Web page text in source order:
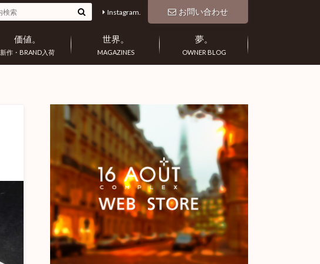
お問い合わせ
Instagram.
新作・BRAND入荷
価値。
MAGAZINES
世界。
OWNER BLOG
夢。